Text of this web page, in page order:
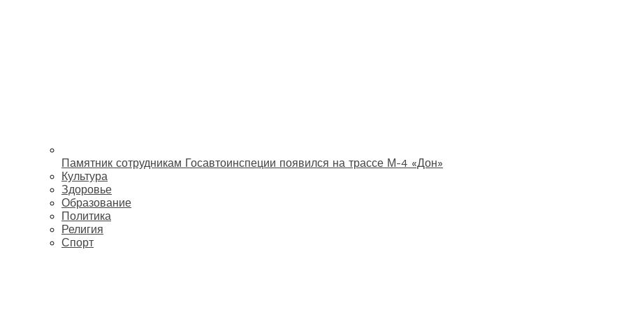
Памятник сотрудникам Госавтоинспеции появился на трассе М-4 «Дон»
Культура
Здоровье
Образование
Политика
Религия
Спорт